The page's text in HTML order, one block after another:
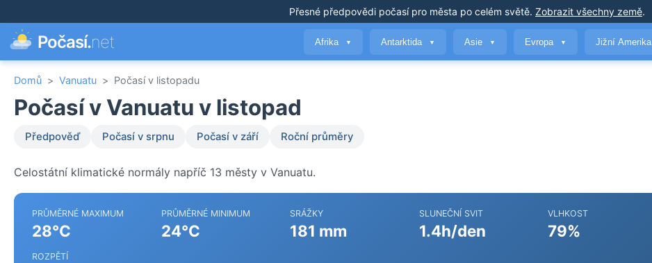
Přesné předpovědi počasípro města po celém světě. Zobrazit všechny země.
Počasí.net Afrika ▼ Antarktida ▼ Asie ▼ Evropa ▼ Jižní Amerika
Domů > Vanuatu > Počasí v listopadu
Počasí v Vanuatu v listopad
Předpověď Počasí v srpnu Počasí v září Roční průměry
Celostátní klimatické normály napříč 13 městy v Vanuatu.
PRŮMĚRNÉ MAXIMUM
28°C
PRŮMĚRNÉ MINIMUM
24°C
SRÁŽKY
181 mm
SLUNEČNÍ SVIT
1.4h/den
VLHKOST
79%
ROZPĚTÍ